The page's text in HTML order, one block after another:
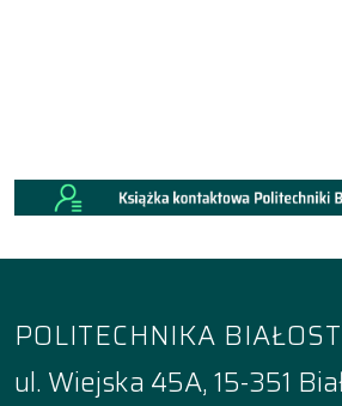
POLITECHNIKA
ul. Wiejska 45A, 15-351